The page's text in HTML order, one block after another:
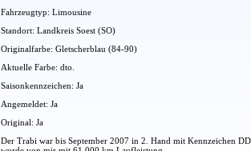
Fahrzeugtyp: Limousine
Standort: Landkreis Soest (SO)
Originalfarbe: Gletscherblau (84-90)
Aktuelle Farbe: dto.
Saisonkennzeichen: Ja
Angemeldet: Ja
Original: Ja
Der Trabi war bis September 2007 in 2. Hand mit Kennzeichen